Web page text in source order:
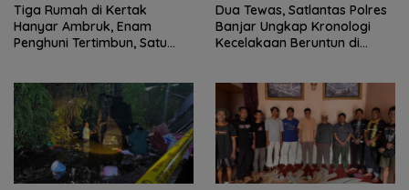
Tiga Rumah di Kertak
Hanyar Ambruk, Enam
Penghuni Tertimbun, Satu
Dua Tewas, Satlantas Polres
Banjar Ungkap Kronologi
Kecelakaan Beruntun di